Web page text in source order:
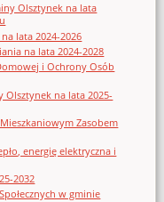
Olsztynek na lata
lata 2024-2026
na lata 2024-2028
i Ochrony Osób
Olsztynek na lata 2025-
Zasobem
energię elektryczna i
2032
w gminie